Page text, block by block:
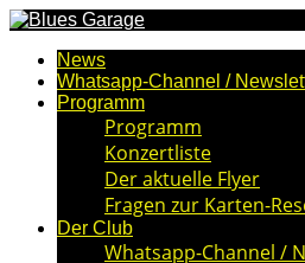
News
Whatsapp-Channel /
Programm
Programm
Konzertliste
Der aktuelle Flyer
Fragen zur Karten-
Der Club
Whatsapp-Channel /